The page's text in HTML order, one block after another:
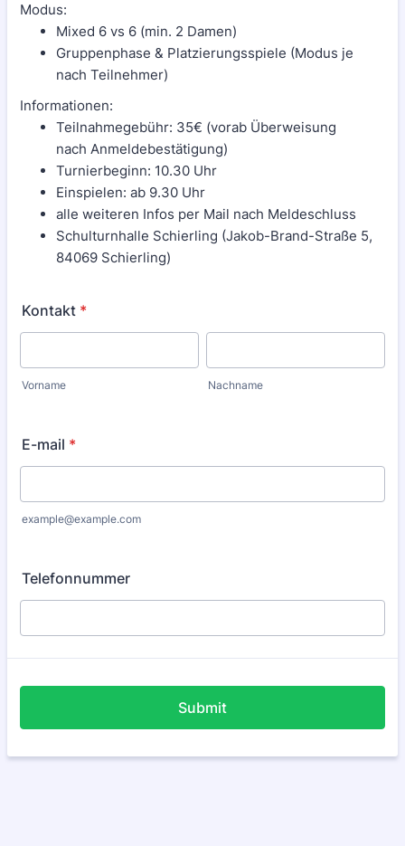
Modus:
Mixed 6 vs 6 (min. 2 Damen)
Gruppenphase & Platzierungsspiele (Modus je
nach Teilnehmer)
Informationen:
Teilnahmegebühr: 35€ (vorab Überweisung
nach Anmeldebestätigung)
Turnierbeginn: 10.30 Uhr
Einspielen: ab 9.30 Uhr
alle weiteren Infos per Mail nach Meldeschluss
Schulturnhalle Schierling (Jakob-Brand-Straße 5,
84069 Schierling)
Kontakt *
Vorname Nachname
E-mail *
example@example.com
Telefonnummer
Submit